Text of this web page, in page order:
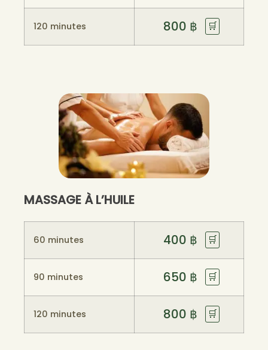
120 minutes 800 ฿ 🛒
MASSAGE À L’HUILE
60 minutes 400 ฿ 🛒
90 minutes 650 ฿ 🛒
120 minutes 800 ฿ 🛒